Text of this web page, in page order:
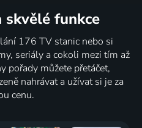
Rozvod
1975 | Československo | Komedie
Sedm žen
Alfonse
Karáska
22 dílů 53%
skvělé funkce
176 TV stanic nebo si
seriály a cokoli mezi tím až
pořady můžete přetáčet,
nahrávat a užívat si je za
cenu.